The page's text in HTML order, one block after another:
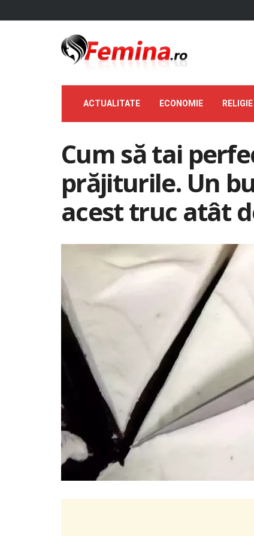
ACTUALITATE ECONOMIE RELIGIE
Cum să tai
prăjiturile. Un
acest truc atât